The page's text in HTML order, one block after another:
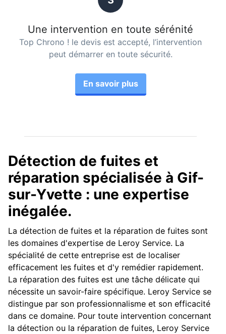
Une intervention en toute sérénité
Top Chrono ! le devis est accepté, l’intervention
peut démarrer en toute sécurité.
En savoir plus
Détection de fuites et
réparation spécialisée à Gif-
sur-Yvette : une expertise
inégalée.
La détection de fuites et la réparation de fuites sont
les domaines d'expertise de Leroy Service. La
spécialité de cette entreprise est de localiser
efficacement les fuites et d'y remédier rapidement.
La réparation des fuites est une tâche délicate qui
nécessite un savoir-faire spécifique. Leroy Service se
distingue par son professionnalisme et son efficacité
dans ce domaine. Pour toute intervention concernant
la détection ou la réparation de fuites, Leroy Service